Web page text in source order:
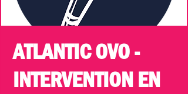
ATLANTIC OVO -
INTERVENTION EN